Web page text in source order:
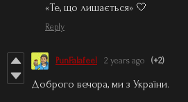
«Те, що лишається» 🤍
Reply
PunFalafeel 2 years ago (+2)
Доброго вечора, ми з України.